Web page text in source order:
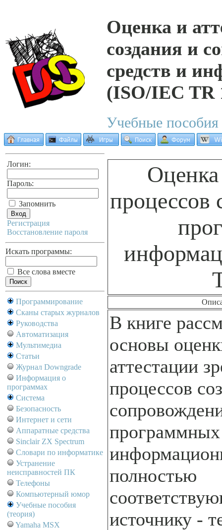
Оценка и
создания и
средств и
(ISO/IEC
Учебные пособия
Логин:
Пароль:
Запомнить
Регистрация
Восстановление пароля
Искать программы:
Все слова вместе
Программирование
Сканы старых журналов
Руководства
Автоматизация
Мультимедиа
Статьи
Журнал Downgrade
Информация о
программах
Система
Безопасность
Интернет и сети
Аппаратные средства
Sinclair ZX Spectrum
Словари по информатике
Устранение
неисправностей ПК
Телефоны
Компьютерный юмор
Учебные пособия
(теория)
Yamaha MSX
Оценка
процессов
В книге
основы
аттестации
процессов
программных
полностью
источнику -